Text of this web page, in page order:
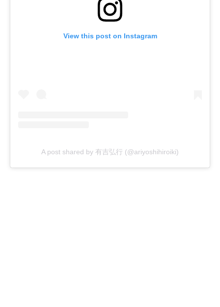
View this post on Instagram
A post shared by 有吉弘行 (@ariyoshihiroiki)